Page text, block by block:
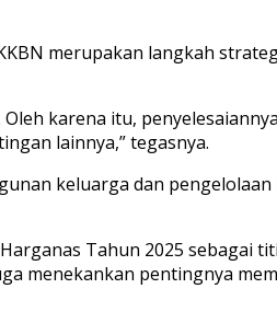
merupakan langkah
karena itu,
lainnya,” tegasnya.
keluarga dan
Tahun 2025 sebagai
menekankan pentingnya